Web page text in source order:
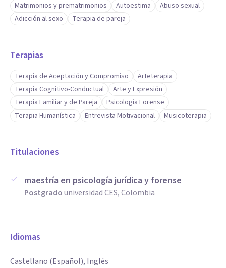
Matrimonios y prematrimonios
Autoestima
Abuso sexual
Adicción al sexo
Terapia de pareja
Terapias
Terapia de Aceptación y Compromiso
Arteterapia
Terapia Cognitivo-Conductual
Arte y Expresión
Terapia Familiar y de Pareja
Psicología Forense
Terapia Humanística
Entrevista Motivacional Musicoterapia
Titulaciones
maestría en psicología jurídica y forense
Postgradouniversidad CES, Colombia
Idiomas
Castellano (Español), Inglés